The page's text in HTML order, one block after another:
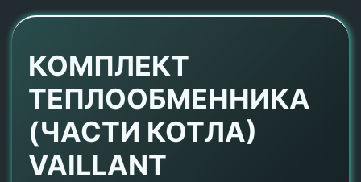
КОМПЛЕКТ
ТЕПЛООБМЕННИКА
(ЧАСТИ КОТЛА)
VAILLANT